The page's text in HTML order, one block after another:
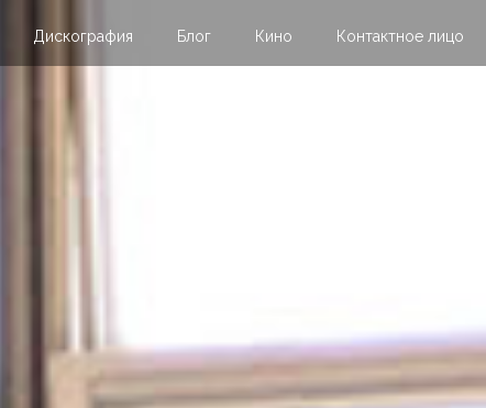
Дискография Блог Кино Контактное лицо